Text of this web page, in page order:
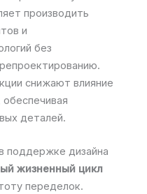
производить
и
без
снижают влияние
деталей.
поддержке дизайна
жизненный цикл
переделок.